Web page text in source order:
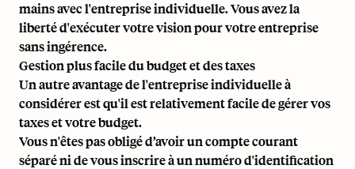
mains avec l'entreprise individuelle. Vous avez la
liberté d'exécuter votre vision pour votre entreprise
sans ingérence.
Gestion plus facile du budget et des taxes
Un autre avantage de l'entreprise individuelle à
considérer est qu'il est relativement facile de gérer vos
taxes et votre budget.
Vous n'êtes pas obligé d’avoir un compte courant
séparé ni de vous inscrire à unnuméro d'identification